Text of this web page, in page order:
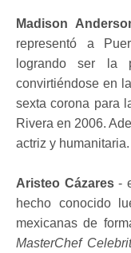
Madison
representó a
logrando ser la
convirtiéndose en
sexta corona para
Rivera en 2006.
actriz y humanitaria.
Aristeo Cázares-
hecho conocido
mexicanas de
MasterChef